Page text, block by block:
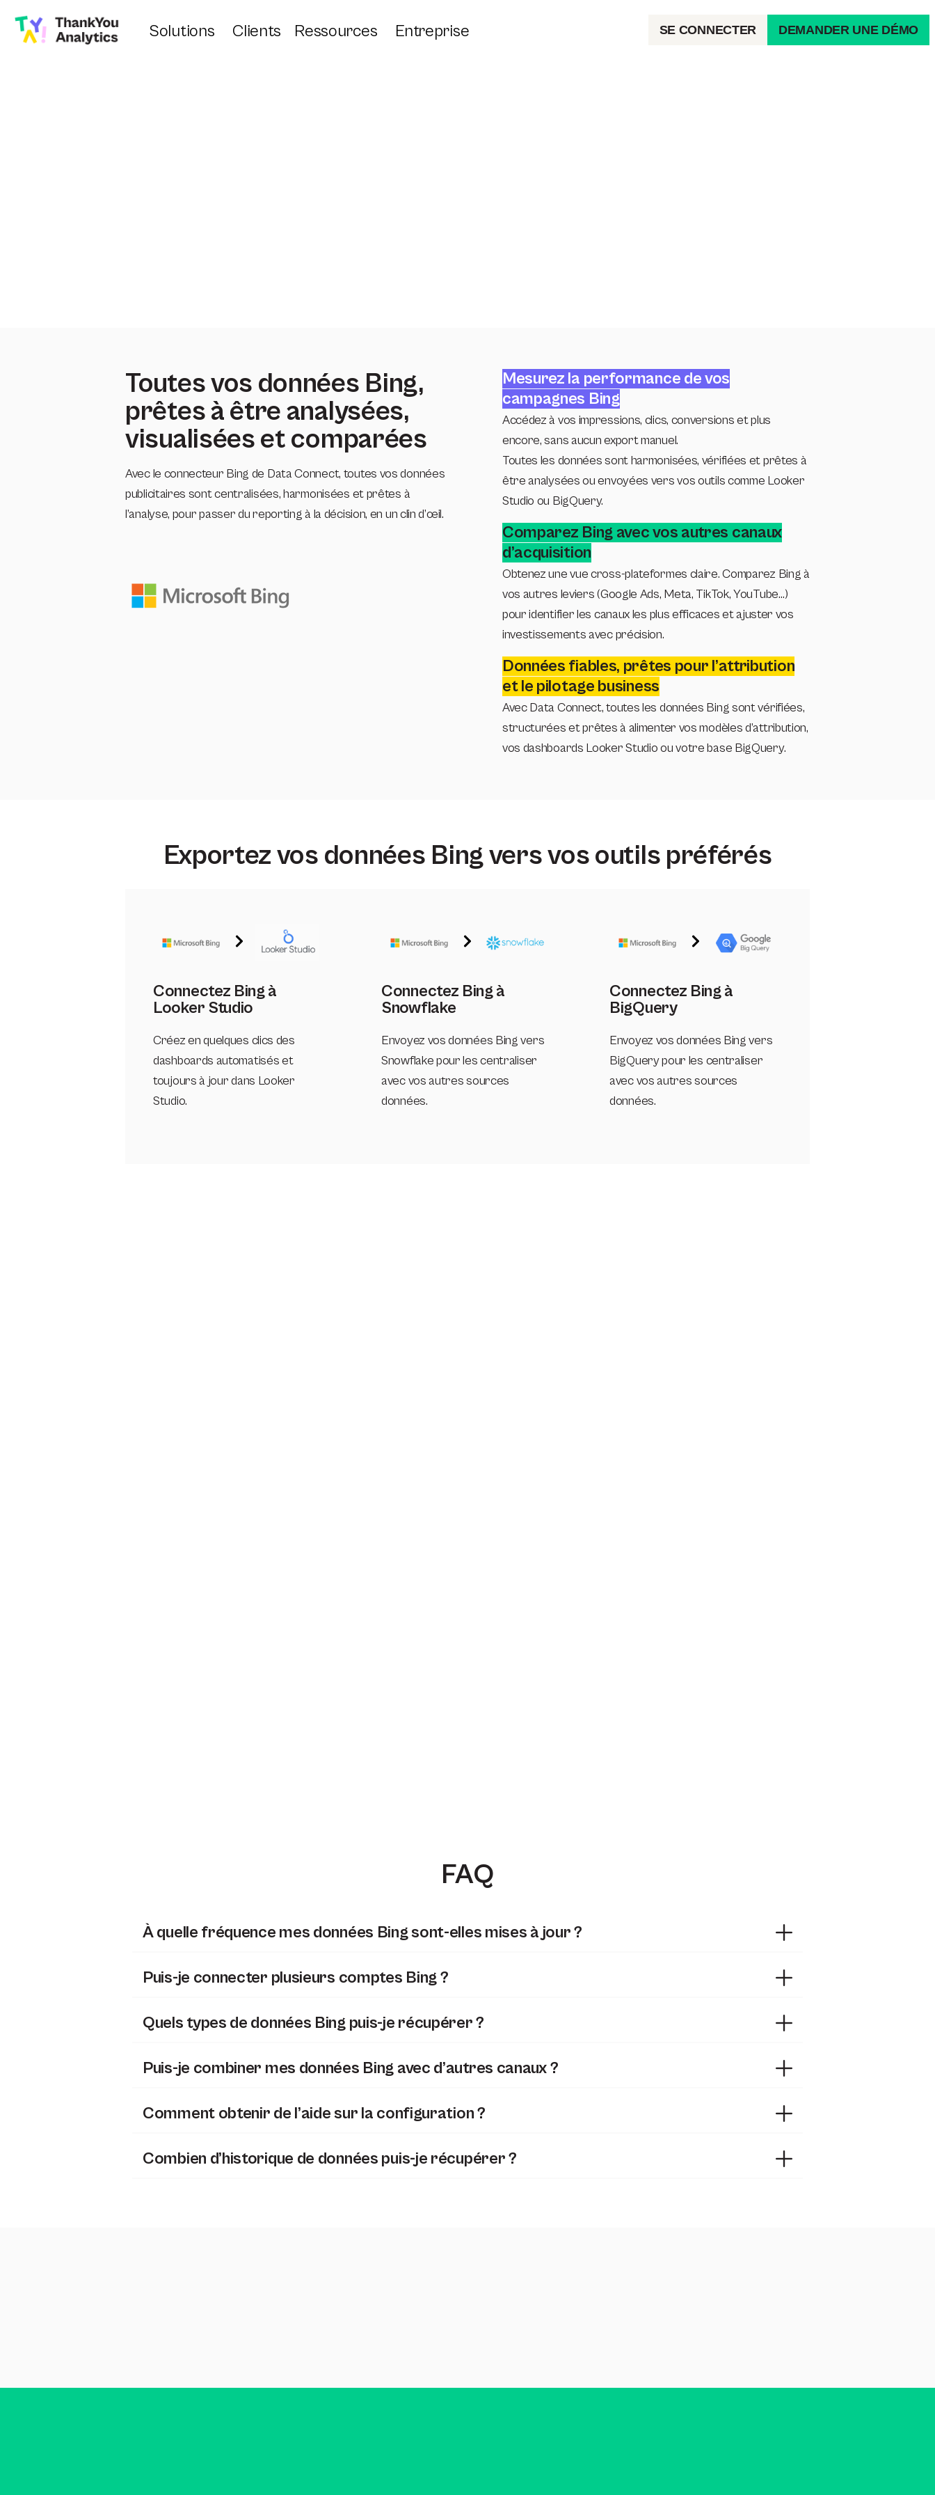
Solutions Clients Ressources Entreprise SE CONNECTER DEMANDER UNE DÉMO
Toutes vos données Bing,
prêtes à être analysées,
visualisées et comparées
Avec le connecteur Bing de Data Connect, toutes vos données
publicitaires sont centralisées, harmonisées et prêtes à
l’analyse, pour passer du reporting à la décision, en un clin d’œil.
Mesurez la performance de vos
campagnes Bing
Accédez à vos impressions, clics, conversions et plus
encore, sans aucun export manuel.
Toutes les données sont harmonisées, vérifiées et prêtes à
être analysées ou envoyées vers vos outils comme Looker
Studio ou BigQuery.
Comparez Bing avec vos autres canaux
d’acquisition
Obtenez une vue cross-plateformes claire. Comparez Bing à
vos autres leviers (Google Ads, Meta, TikTok, YouTube…)
pour identifier les canaux les plus efficaces et ajuster vos
investissements avec précision.
Données fiables, prêtes pour l’attribution
et le pilotage business
Avec Data Connect, toutes les données Bing sont vérifiées,
structurées et prêtes à alimenter vos modèles d’attribution,
vos dashboards Looker Studio ou votre base BigQuery.
Exportez vos données Bing vers vos outils préférés
Connectez Bing à
Looker Studio
Créez en quelques clics des
dashboards automatisés et
toujours à jour dans Looker
Studio.
Connectez Bing à
Snowflake
Envoyez vos données Bing vers
Snowflake pour les centraliser
avec vos autres sources
données.
Connectez Bing à
BigQuery
Envoyez vos données Bing vers
BigQuery pour les centraliser
avec vos autres sources
données.
FAQ
À quelle fréquence mes données Bing sont-elles mises à jour ?
Puis-je connecter plusieurs comptes Bing ?
Quels types de données Bing puis-je récupérer ?
Puis-je combiner mes données Bing avec d’autres canaux ?
Comment obtenir de l’aide sur la configuration ?
Combien d’historique de données puis-je récupérer ?